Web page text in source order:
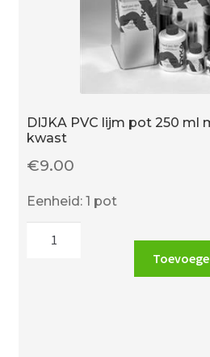
DIJKA PVC lijm pot 250 ml
kwast
€9.00
Eenheid: 1 pot